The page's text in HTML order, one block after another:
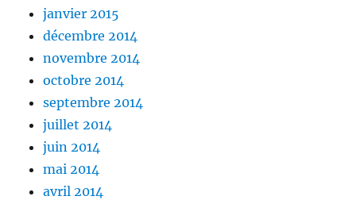
janvier 2015
décembre 2014
novembre 2014
octobre 2014
septembre 2014
juillet 2014
juin 2014
mai 2014
avril 2014